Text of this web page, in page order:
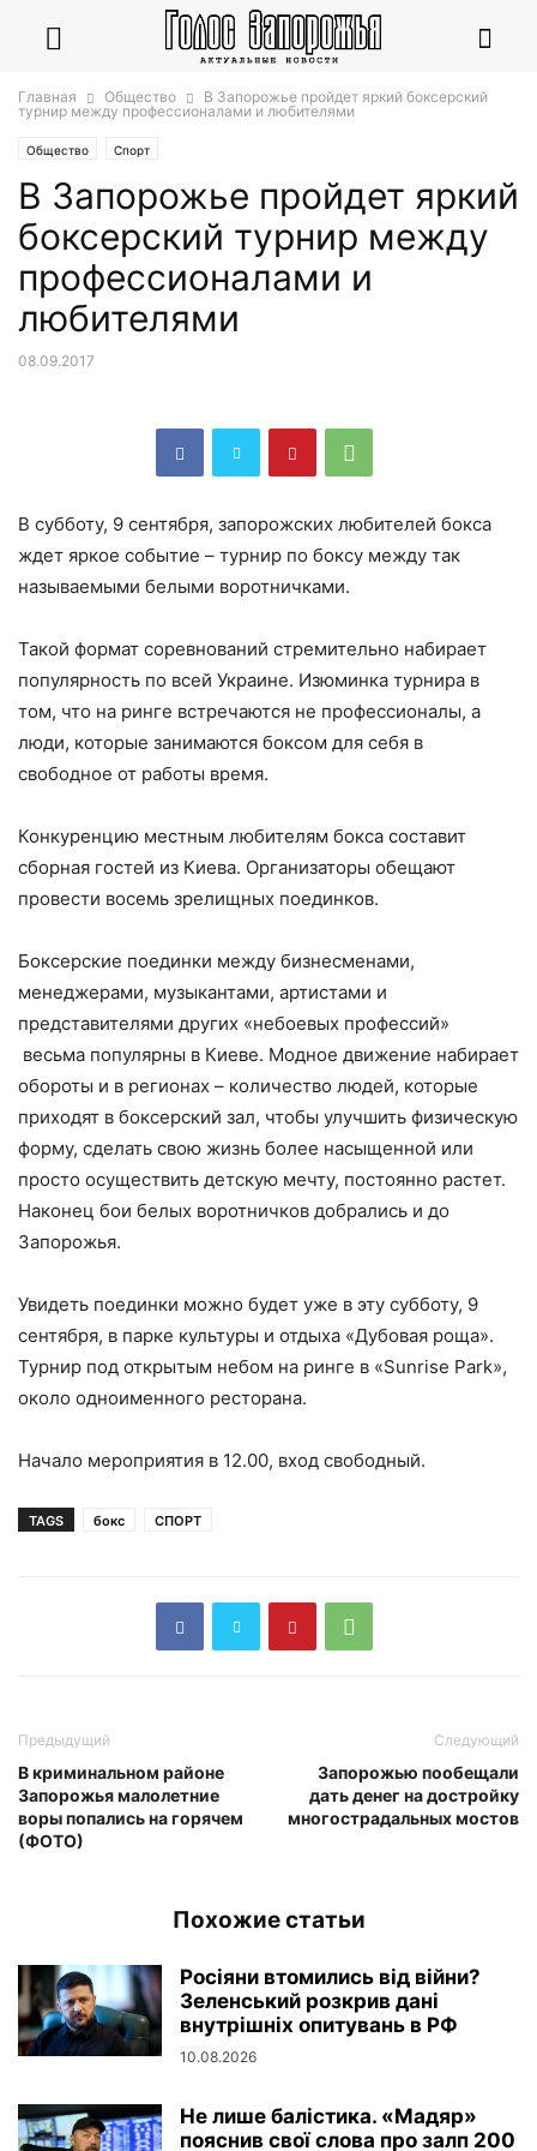
Главная Общество
В Запорожье пройдет яркий боксерский
турнир между профессионалами и любителями
Общество Спорт
В Запорожье пройдет яркий
боксерский турнир между
профессионалами и
любителями
08.09.2017
В субботу, 9 сентября, запорожских любителей бокса
ждет яркое событие – турнир по боксу между так
называемыми белыми воротничками.
Такой формат соревнований стремительно набирает
популярность по всей Украине. Изюминка турнира в
том, что на ринге встречаются не профессионалы, а
люди, которые занимаются боксом для себя в
свободное от работы время.
Конкуренцию местным любителям бокса составит
сборная гостей из Киева. Организаторы обещают
провести восемь зрелищных поединков.
Боксерские поединки между бизнесменами,
менеджерами, музыкантами, артистами и
представителями других «небоевых профессий»
весьма популярны в Киеве. Модное движение набирает
обороты и в регионах – количество людей, которые
приходят в боксерский зал, чтобы улучшить физическую
форму, сделать свою жизнь более насыщенной или
просто осуществить детскую мечту, постоянно растет.
Наконец бои белых воротничков добрались и до
Запорожья.
Увидеть поединки можно будет уже в эту субботу, 9
сентября, в парке культуры и отдыха «Дубовая роща».
Турнир под открытым небом на ринге в «Sunrise Park»,
около одноименного ресторана.
Начало мероприятия в 12.00, вход свободный.
TAGS бокс СПОРТ
Предыдущий
В криминальном районе
Запорожья малолетние
воры попались на горячем
(ФОТО)
Следующий
Запорожью пообещали
дать денег на достройку
многострадальных мостов
Похожие статьи
Росіяни втомились від війни?
Зеленський розкрив дані
внутрішніх опитувань в РФ
10.08.2026
Не лише балістика. «Мадяр»
пояснив свої слова про залп 200